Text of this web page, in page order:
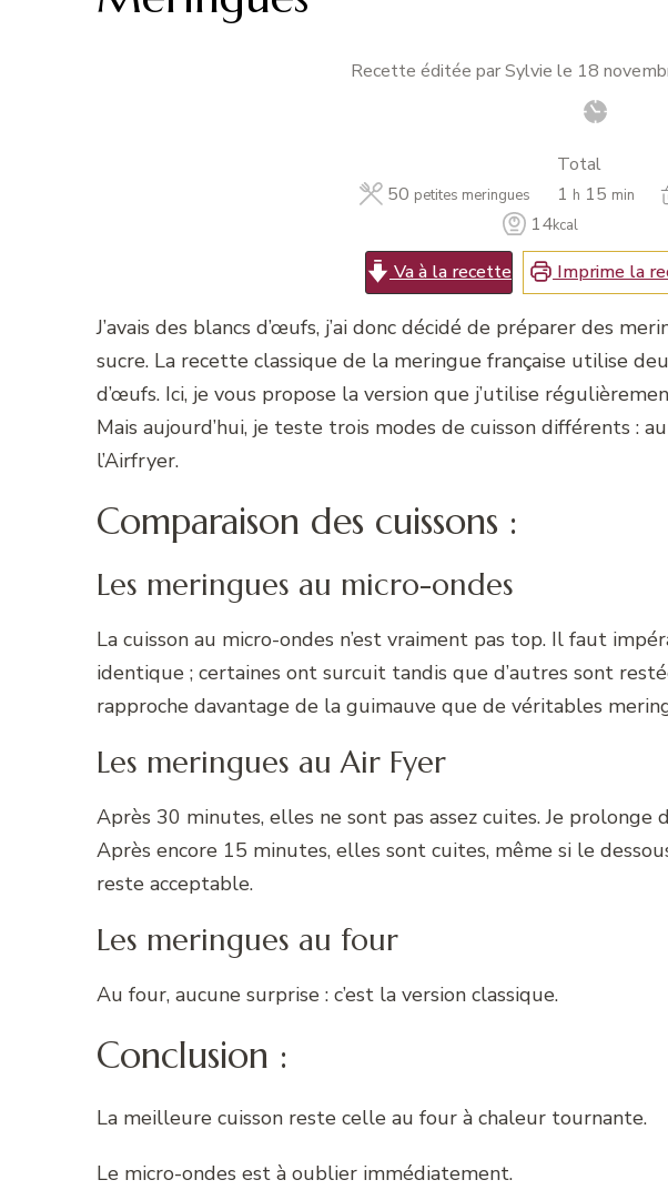
Recette éditée par Sylvie le 18
50 petites meringues
Total
1 heure
h 15minutes
min
14kcal
Va à la recette Imprime la
J’avais des blancs d’œufs, j’ai donc décidé de préparer des
sucre. La recette classique de la meringue française utilise
d’œufs. Ici, je vous propose la version que j’utilise
Mais aujourd’hui, je teste trois modes de cuisson différents :
l’Airfryer.
Comparaison des cuissons :
Les meringues au micro-ondes
La cuisson au micro-ondes n’est vraiment pas top. Il faut
identique ; certaines ont surcuit tandis que d’autres sont
rapproche davantage de la guimauve que de véritables
Les meringues au Air Fyer
Après 30 minutes, elles ne sont pas assez cuites. Je
Après encore 15 minutes, elles sont cuites, même si le
reste acceptable.
Les meringues au four
Au four, aucune surprise : c’est la version classique.
Conclusion :
La meilleure cuisson reste celle au four à chaleur tournante.
Le micro-ondes est à oublier immédiatement.